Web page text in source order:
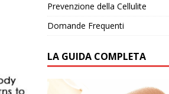
Prevenzione della Cellulite
Domande Frequenti
LA GUIDA COMPLETA